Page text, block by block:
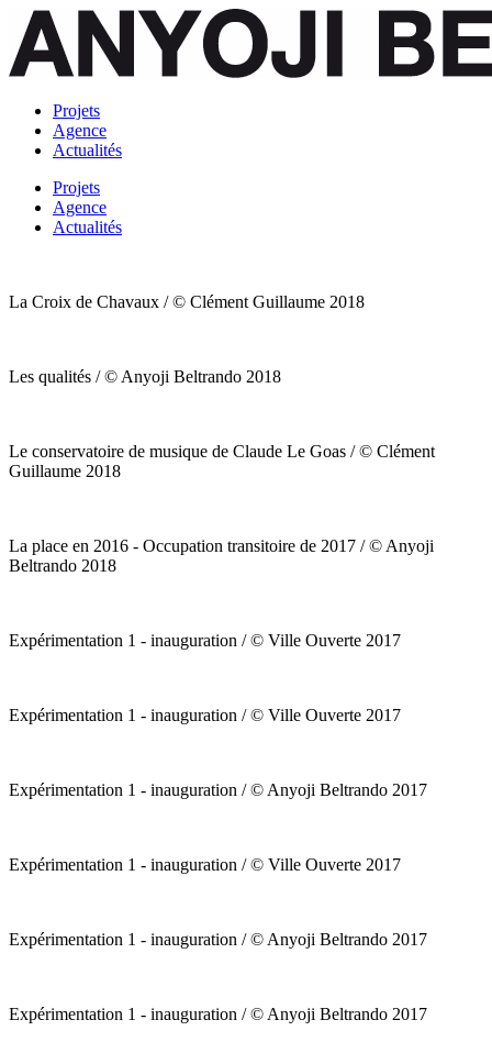
Projets
Agence
Actualités
Projets
Agence
Actualités
La Croix de Chavaux / © Clément Guillaume 2018
Les qualités / © Anyoji Beltrando 2018
Le conservatoire de musique de Claude Le Goas / © Clément
Guillaume 2018
La place en 2016 - Occupation transitoire de 2017 / © Anyoji
Beltrando 2018
Expérimentation 1 - inauguration / © Ville Ouverte 2017
Expérimentation 1 - inauguration / © Ville Ouverte 2017
Expérimentation 1 - inauguration / © Anyoji Beltrando 2017
Expérimentation 1 - inauguration / © Ville Ouverte 2017
Expérimentation 1 - inauguration / © Anyoji Beltrando 2017
Expérimentation 1 - inauguration / © Anyoji Beltrando 2017